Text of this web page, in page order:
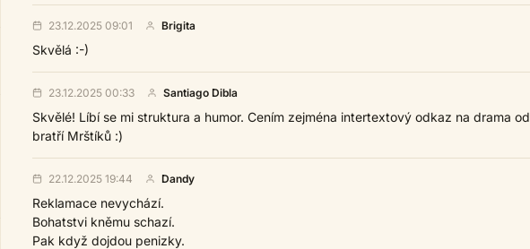
23.12.2025 09:01 Brigita
Skvělá :-)
23.12.2025 00:33 Santiago Dibla
Skvělé! Líbí se mi struktura a humor. Cením zejména intertextový odkaz na drama od
bratří Mrštíků :)
22.12.2025 19:44 Dandy
Reklamace nevychází.
Bohatstvi kněmu schazí.
Pak když dojdou penizky.